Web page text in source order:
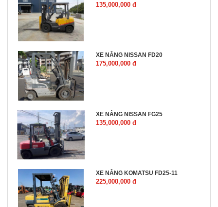
135,000,000 đ
XE NÂNG NISSAN FD20
175,000,000 đ
XE NÂNG NISSAN FG25
135,000,000 đ
XE NÂNG KOMATSU FD25-11
225,000,000 đ